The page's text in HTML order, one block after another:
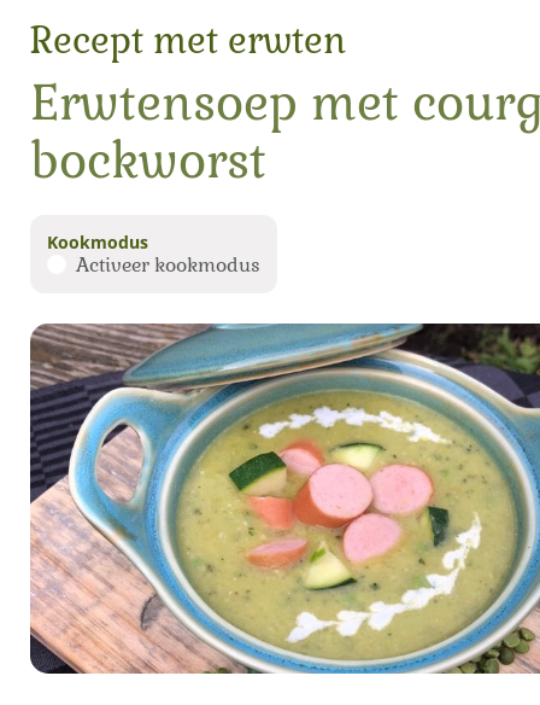
Kookmodus
Activeer kookmodus
Erwtensoep met
bockworst
Recept met erwten